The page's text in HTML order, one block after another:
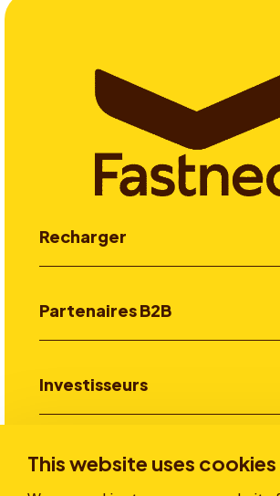
This website uses cookies
Recharger
Partenaires B2B
Investisseurs
Aller plus loin